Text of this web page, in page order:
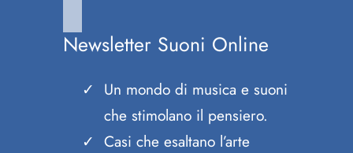
Newsletter Suoni Online
Un mondo di musica e suoni
che stimolano il pensiero.
Casi che esaltano l’arte